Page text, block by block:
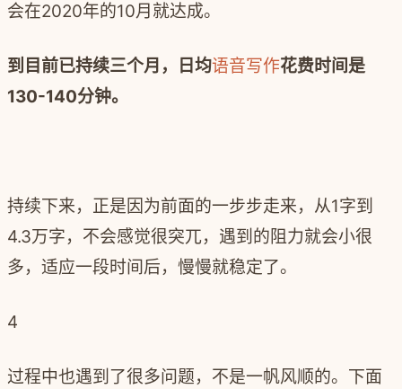
会在2020年的10月就达成。
到目前已持续三个月，日均语音写作花费时间是
130-140分钟。
持续下来，正是因为前面的一步步走来，从1字到
4.3万字，不会感觉很突兀，遇到的阻力就会小很
多，适应一段时间后，慢慢就稳定了。
4
过程中也遇到了很多问题，不是一帆风顺的。下面